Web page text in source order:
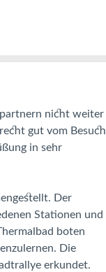
nicht weiter
gut vom Besuch
in sehr
Der
Stationen und
boten
Die
erkundet.